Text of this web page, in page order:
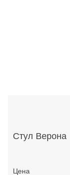
Стул Верона